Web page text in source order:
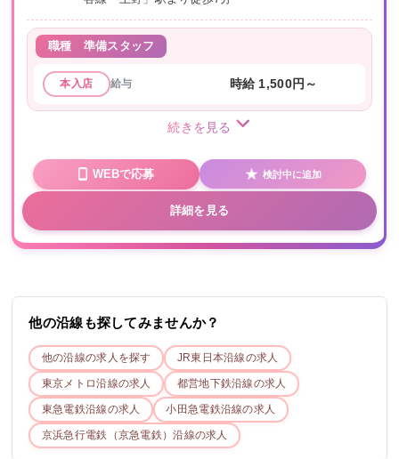
職種 準備スタッフ
本入店 給与 時給 1,500円～
続きを見る
WEBで応募 検討中に追加
詳細を見る
他の沿線も探してみませんか？
他の沿線の求人を探す JR東日本沿線の求人
東京メトロ沿線の求人 都営地下鉄沿線の求人
東急電鉄沿線の求人 小田急電鉄沿線の求人
京浜急行電鉄（京急電鉄）沿線の求人